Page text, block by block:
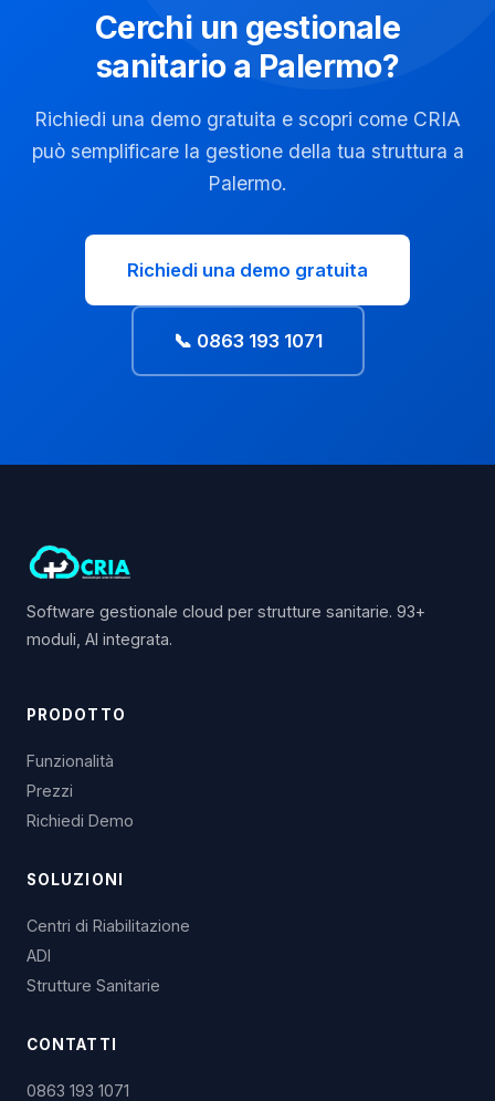
Cerchi un gestionale
sanitario a Palermo?
Richiedi una demo gratuita e scopri come CRIA
può semplificare la gestione della tua struttura a
Palermo.
Richiedi una demo gratuita
📞 0863 193 1071
Software gestionale cloud per strutture sanitarie. 93+
moduli, AI integrata.
PRODOTTO
Funzionalità
Prezzi
Richiedi Demo
SOLUZIONI
Centri di Riabilitazione
ADI
Strutture Sanitarie
CONTATTI
0863 193 1071